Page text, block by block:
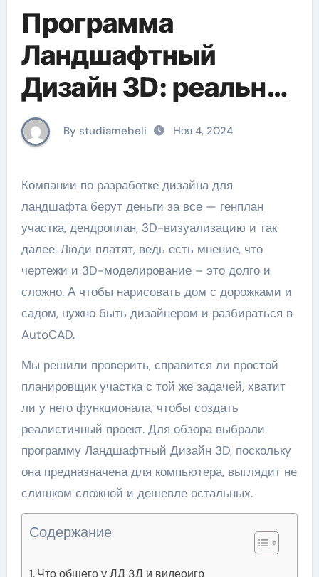
Программа
Ландшафтный
Дизайн 3D: реально
ли сделать проект
участка без
дизайнера
By studiamebeli Ноя 4, 2024
Компании по разработке дизайна для
ландшафта берут деньги за все — генплан
участка, дендроплан, 3D-визуализацию и так
далее. Люди платят, ведь есть мнение, что
чертежи и 3D-моделирование – это долго и
сложно. А чтобы нарисовать дом с дорожками и
садом, нужно быть дизайнером и разбираться в
AutoCAD.
Мы решили проверить, справится ли простой
планировщик участка с той же задачей, хватит
ли у него функционала, чтобы создать
реалистичный проект. Для обзора выбрали
программу Ландшафтный Дизайн 3D, поскольку
она предназначена для компьютера, выглядит не
слишком сложной и дешевле остальных.
Содержание
Что общего у ЛД 3Д и видеоигр